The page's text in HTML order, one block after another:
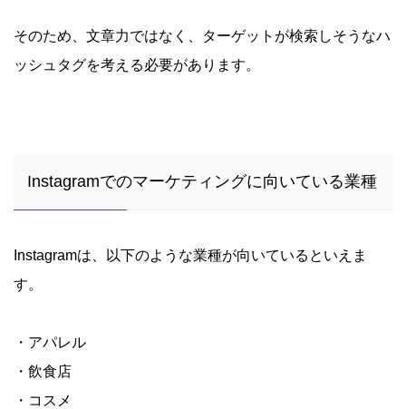
そのため、文章力ではなく、ターゲットが検索しそうなハ
ッシュタグを考える必要があります。
Instagramでのマーケティングに向いている業種
Instagramは、以下のような業種が向いているといえま
す。
・アパレル
・飲食店
・コスメ